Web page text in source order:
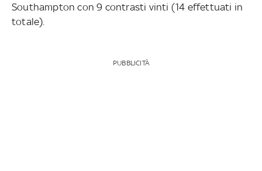
Southampton con 9 contrasti vinti (14 effettuati in
totale).
PUBBLICITÀ